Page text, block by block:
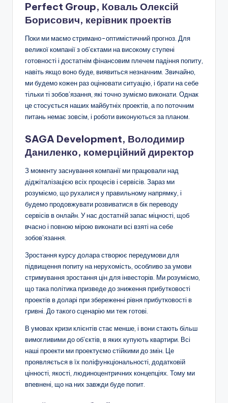
Perfect Group, Коваль Олексій
Борисович, керівник проектів
Поки ми маємо стримано-оптимістичний прогноз. Для
великої компанії з об’єктами на високому ступені
готовності і достатнім фінансовим плечем падіння попиту,
навіть якщо воно буде, виявиться незначним. Звичайно,
ми будемо кожен раз оцінювати ситуацію, і брати на себе
тільки ті зобов’язання, які точно зуміємо виконати. Однак
це стосується наших майбутніх проектів, а по поточним
питань немає зовсім, і роботи виконуються за планом.
SAGA Development, Володимир
Даниленко, комерційний директор
З моменту заснування компанії ми працювали над
діджіталізацією всіх процесів і сервісів. Зараз ми
розуміємо, що рухалися у правильному напрямку, і
будемо продовжувати розвиватися в бік переводу
сервісів в онлайн. У нас достатній запас міцності, щоб
вчасно і повною мірою виконати всі взяті на себе
зобов’язання.
Зростання курсу долара створює передумови для
підвищення попиту на нерухомість, особливо за умови
стримування зростання цін для інвесторів. Ми розуміємо,
що така політика призведе до зниження прибутковості
проектів в доларі при збереженні рівня прибутковості в
гривні. До такого сценарію ми теж готові.
В умовах кризи клієнтів стає менше, і вони стають більш
вимогливими до об’єктів, в яких купують квартири. Всі
наші проекти ми проектуємо стійкими до змін. Це
проявляється в їх поліфункціональності, додатковій
цінності, якості, людиноцентричних концепціях. Тому ми
впевнені, що на них завжди буде попит.